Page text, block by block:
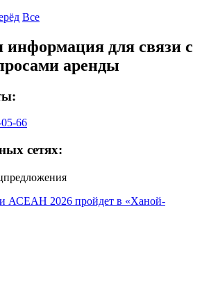
Все
информация для связи с
аренды
66
сетях: